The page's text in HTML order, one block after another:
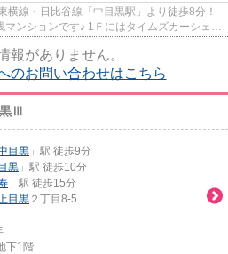
・日比谷線「中目黒駅」より徒歩8分！
ンションです♪ 1Ｆにはタイムズカーシェア
報がありません。
のお問い合わせはこちら
Ⅲ
目黒 」駅 徒歩9分
黒 」駅 徒歩10分
」駅 徒歩15分
目黒 ２丁目8-5
下1階